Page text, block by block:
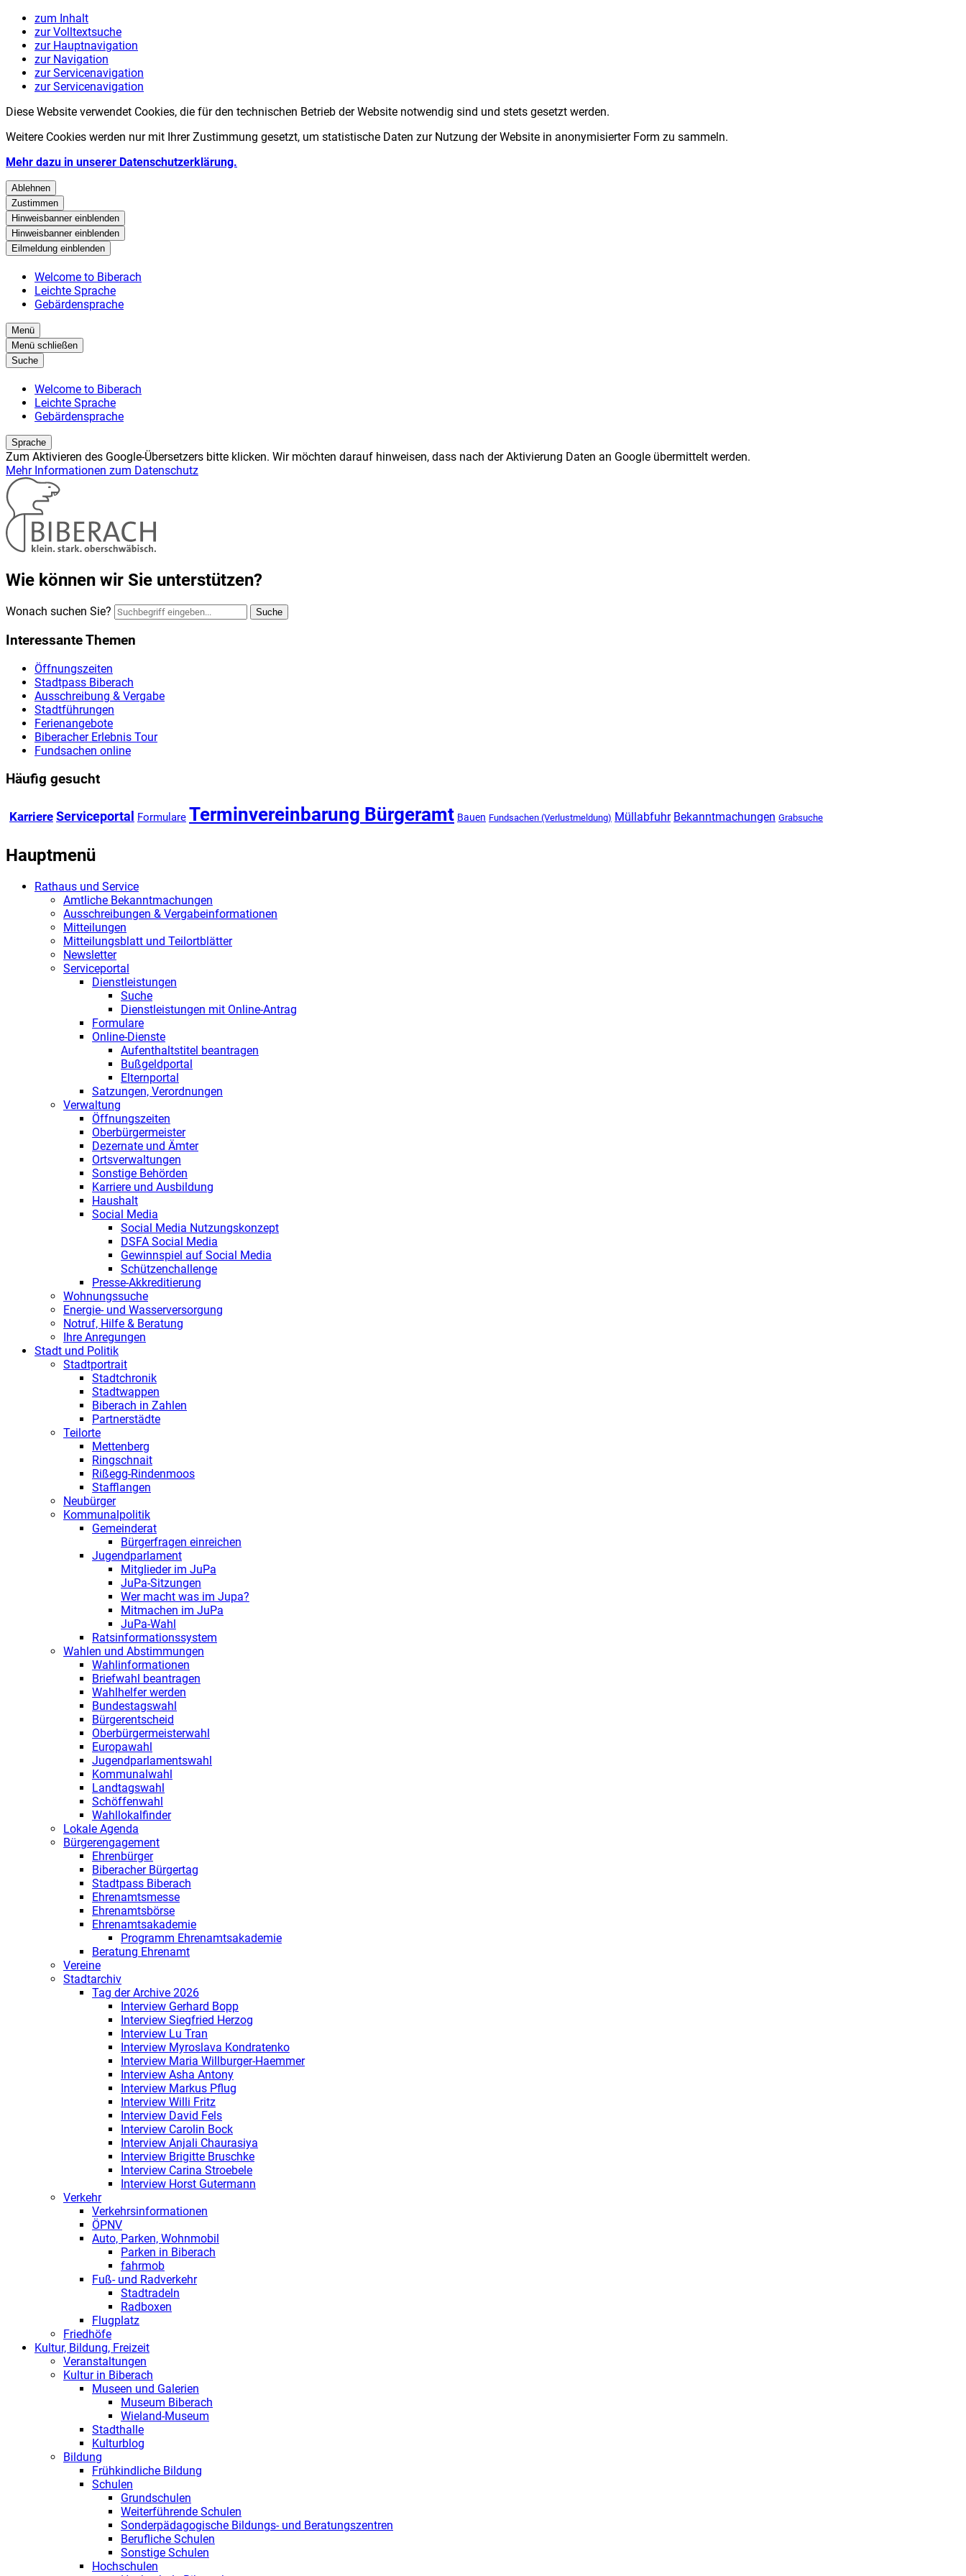
zum Inhalt
zur Volltextsuche
zur Hauptnavigation
zur Navigation
zur Servicenavigation
zur Servicenavigation
Diese Website verwendet Cookies, die für den technischen Betrieb der Website notwendig sind und stets gesetzt werden.
Weitere Cookies werden nur mit Ihrer Zustimmung gesetzt, um statistische Daten zur Nutzung der Website in anonymisierter Form zu sammeln.
Mehr dazu in unserer Datenschutzerklärung.
Ablehnen
Zustimmen
Hinweisbanner einblenden
Hinweisbanner einblenden
Eilmeldung einblenden
Welcome to Biberach
Leichte Sprache
Gebärdensprache
Menü
Menü schließen
Suche
Welcome to Biberach
Leichte Sprache
Gebärdensprache
Sprache
Zum Aktivieren des Google-Übersetzers bitte klicken. Wir möchten darauf hinweisen, dass nach der Aktivierung Daten an Google übermittelt werden.
Mehr Informationen zum Datenschutz
Wie können wir Sie unterstützen?
Wonach suchen Sie? Suche
Interessante Themen
Öffnungszeiten
Stadtpass Biberach
Ausschreibung & Vergabe
Stadtführungen
Ferienangebote
Biberacher Erlebnis Tour
Fundsachen online
Häufig gesucht
Karriere Serviceportal Formulare Terminvereinbarung Bürgeramt Bauen Fundsachen (Verlustmeldung) Müllabfuhr Bekanntmachungen Grabsuche
Hauptmenü
Rathaus und Service
Amtliche Bekanntmachungen
Ausschreibungen & Vergabeinformationen
Mitteilungen
Mitteilungsblatt und Teilortblätter
Newsletter
Serviceportal
Dienstleistungen
Suche
Dienstleistungen mit Online-Antrag
Formulare
Online-Dienste
Aufenthaltstitel beantragen
Bußgeldportal
Elternportal
Satzungen, Verordnungen
Verwaltung
Öffnungszeiten
Oberbürgermeister
Dezernate und Ämter
Ortsverwaltungen
Sonstige Behörden
Karriere und Ausbildung
Haushalt
Social Media
Social Media Nutzungskonzept
DSFA Social Media
Gewinnspiel auf Social Media
Schützenchallenge
Presse-Akkreditierung
Wohnungssuche
Energie- und Wasserversorgung
Notruf, Hilfe & Beratung
Ihre Anregungen
Stadt und Politik
Stadtportrait
Stadtchronik
Stadtwappen
Biberach in Zahlen
Partnerstädte
Teilorte
Mettenberg
Ringschnait
Rißegg-Rindenmoos
Stafflangen
Neubürger
Kommunalpolitik
Gemeinderat
Bürgerfragen einreichen
Jugendparlament
Mitglieder im JuPa
JuPa-Sitzungen
Wer macht was im Jupa?
Mitmachen im JuPa
JuPa-Wahl
Ratsinformationssystem
Wahlen und Abstimmungen
Wahlinformationen
Briefwahl beantragen
Wahlhelfer werden
Bundestagswahl
Bürgerentscheid
Oberbürgermeisterwahl
Europawahl
Jugendparlamentswahl
Kommunalwahl
Landtagswahl
Schöffenwahl
Wahllokalfinder
Lokale Agenda
Bürgerengagement
Ehrenbürger
Biberacher Bürgertag
Stadtpass Biberach
Ehrenamtsmesse
Ehrenamtsbörse
Ehrenamtsakademie
Programm Ehrenamtsakademie
Beratung Ehrenamt
Vereine
Stadtarchiv
Tag der Archive 2026
Interview Gerhard Bopp
Interview Siegfried Herzog
Interview Lu Tran
Interview Myroslava Kondratenko
Interview Maria Willburger-Haemmer
Interview Asha Antony
Interview Markus Pflug
Interview Willi Fritz
Interview David Fels
Interview Carolin Bock
Interview Anjali Chaurasiya
Interview Brigitte Bruschke
Interview Carina Stroebele
Interview Horst Gutermann
Verkehr
Verkehrsinformationen
ÖPNV
Auto, Parken, Wohnmobil
Parken in Biberach
fahrmob
Fuß- und Radverkehr
Stadtradeln
Radboxen
Flugplatz
Friedhöfe
Kultur, Bildung, Freizeit
Veranstaltungen
Kultur in Biberach
Museen und Galerien
Museum Biberach
Wieland-Museum
Stadthalle
Kulturblog
Bildung
Frühkindliche Bildung
Schulen
Grundschulen
Weiterführende Schulen
Sonderpädagogische Bildungs- und Beratungszentren
Berufliche Schulen
Sonstige Schulen
Hochschulen